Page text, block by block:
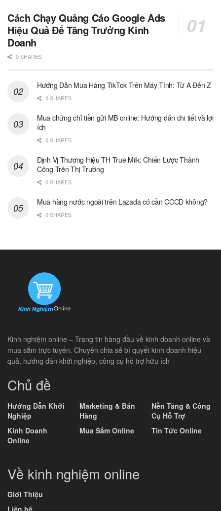
Cách Chạy Quảng Cáo Google Ads
Hiệu Quả Để Tăng Trưởng Kinh
Doanh
0 SHARES
Hướng Dẫn Mua Hàng TikTok Trên Máy Tính: Từ A Đến Z
0 SHARES
Mua chứng chỉ tiền gửi MB online: Hướng dẫn chi tiết và lợi
ích
0 SHARES
Định Vị Thương Hiệu TH True Milk: Chiến Lược Thành
Công Trên Thị Trường
0 SHARES
Mua hàng nước ngoài trên Lazada có cần CCCD không?
0 SHARES
Kinh nghiệm online – Trang tin hàng đầu về kinh doanh online và
mua sắm trực tuyến. Chuyên chia sẻ bí quyết kinh doanh hiệu
quả, hướng dẫn khởi nghiệp, công cụ hỗ trợ hữu ích
Chủ đề
Hướng Dẫn Khởi
Nghiệp
Kinh Doanh
Online
Marketing & Bán
Hàng
Mua Sắm Online
Nền Tảng & Công
Cụ Hỗ Trợ
Tin Tức Online
Về kinh nghiệm online
Giới Thiệu